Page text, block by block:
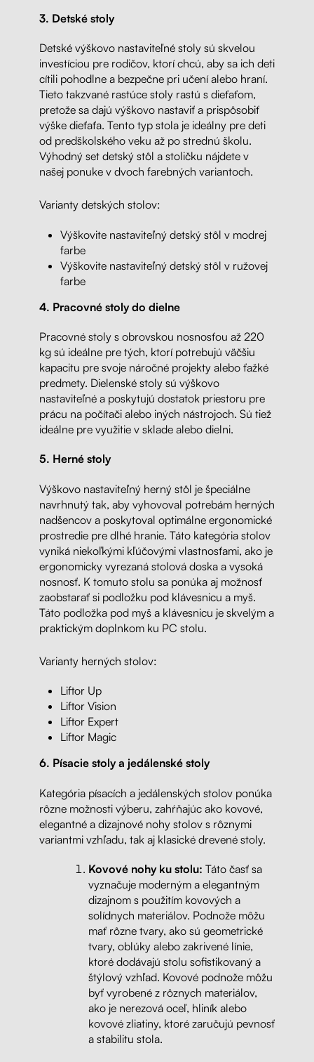
3. Detské stoly
Detské výškovo nastaviteľné stoly sú skvelou
investíciou pre rodičov, ktorí chcú, aby sa ich deti
cítili pohodlne a bezpečne pri učení alebo hraní.
Tieto takzvané rastúce stoly rastú s dieťaťom,
pretože sa dajú výškovo nastaviť a prispôsobiť
výške dieťaťa. Tento typ stola je ideálny pre deti
od predškolského veku až po strednú školu.
Výhodný set detský stôl a stoličku nájdete v
našej ponuke v dvoch farebných variantoch.
Varianty detských stolov:
Výškovite nastaviteľný detský stôl v modrej
farbe
Výškovite nastaviteľný detský stôl v ružovej
farbe
4. Pracovné stoly do dielne
Pracovné stoly s obrovskou nosnosťou až 220
kg sú ideálne pre tých, ktorí potrebujú väčšiu
kapacitu pre svoje náročné projekty alebo ťažké
predmety. Dielenské stoly sú výškovo
nastaviteľné a poskytujú dostatok priestoru pre
prácu na počítači alebo iných nástrojoch. Sú tiež
ideálne pre využitie v sklade alebo dielni.
5. Herné stoly
Výškovo nastaviteľný herný stôl je špeciálne
navrhnutý tak, aby vyhovoval potrebám herných
nadšencov a poskytoval optimálne ergonomické
prostredie pre dlhé hranie. Táto kategória stolov
vyniká niekoľkými kľúčovými vlastnosťami, ako je
ergonomicky vyrezaná stolová doska a vysoká
nosnosť. K tomuto stolu sa ponúka aj možnosť
zaobstarať si podložku pod klávesnicu a myš.
Táto podložka pod myš a klávesnicu je skvelým a
praktickým doplnkom ku PC stolu.
Varianty herných stolov:
Liftor Up
Liftor Vision
Liftor Expert
Liftor Magic
6. Písacie stoly a jedálenské stoly
Kategória písacích a jedálenských stolov ponúka
rôzne možnosti výberu, zahŕňajúc ako kovové,
elegantné a dizajnové nohy stolov s rôznymi
variantmi vzhľadu, tak aj klasické drevené stoly.
Kovové nohy ku stolu: Táto časť sa
vyznačuje moderným a elegantným
dizajnom s použitím kovových a
solídnych materiálov. Podnože môžu
mať rôzne tvary, ako sú geometrické
tvary, oblúky alebo zakrivené línie,
ktoré dodávajú stolu sofistikovaný a
štýlový vzhľad. Kovové podnože môžu
byť vyrobené z rôznych materiálov,
ako je nerezová oceľ, hliník alebo
kovové zliatiny, ktoré zaručujú pevnosť
a stabilitu stola.